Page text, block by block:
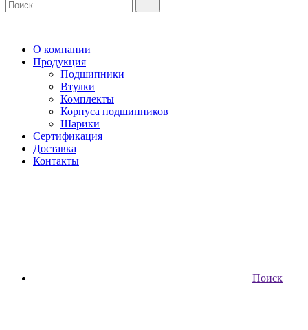
О компании
Продукция
Подшипники
Втулки
Комплекты
Корпуса подшипников
Шарики
Сертификация
Доставка
Контакты
Поиск